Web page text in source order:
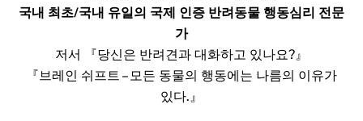
국내 최초/국내 유일의 국제 인증 반려동물 행동심리 전문
가
저서 『당신은 반려견과 대화하고 있나요?』
『브레인 쉬프트 – 모든 동물의 행동에는 나름의 이유가
있다.』